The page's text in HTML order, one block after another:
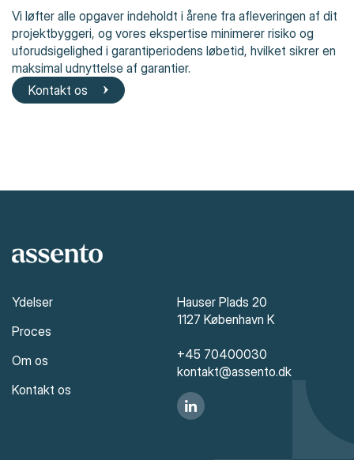
Vi løfter alle opgaver indeholdt i årene fra afleveringen af dit
projektbyggeri, og vores ekspertise minimerer risiko og
uforudsigelighed i garantiperiodens løbetid, hvilket sikrer en
maksimal udnyttelse af garantier.
Kontakt os
Ydelser
Proces
Om os
Kontakt os
Hauser Plads 20
1127 København K
+45 70400030
kontakt@assento.dk